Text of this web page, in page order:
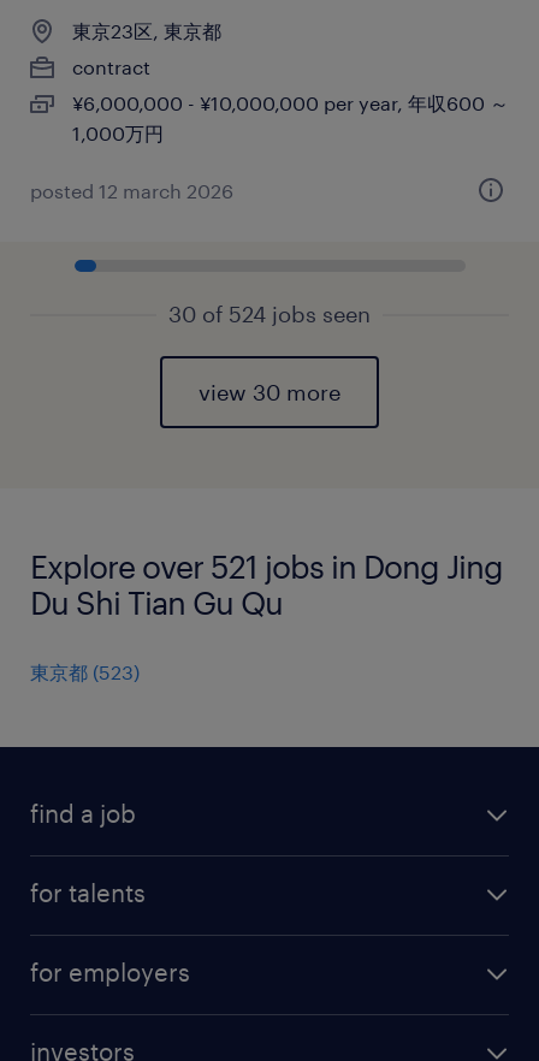
東京23区, 東京都
contract
¥6,000,000 - ¥10,000,000 per year, 年収600 ～
1,000万円
posted 12 march 2026
30 of 524 jobs seen
view 30 more
Explore over 521 jobs in Dong Jing
Du Shi Tian Gu Qu
東京都 (523)
find a job
for talents
professional career
for employers
investors